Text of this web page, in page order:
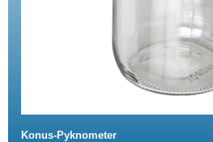
Konus-Pyknometer